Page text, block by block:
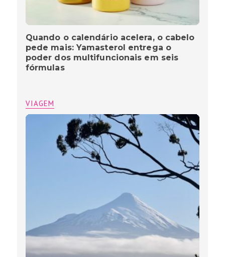
Quando o calendário acelera, o cabelo
pede mais: Yamasterol entrega o
poder dos multifuncionais em seis
fórmulas
VIAGEM